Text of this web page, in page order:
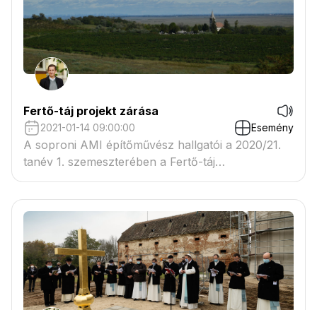
Fertő-táj projekt zárása
2021-01-14 09:00:00 Esemény
A soproni AMI építőművész hallgatói a 2020/21.
tanév 1. szemeszterében a Fertő-táj
"provitalizációjával" foglalkoztak. A félév
zárásaként most bemutatják az elkészült tervezési
feladataikat vetített képes prezentáció keretében.